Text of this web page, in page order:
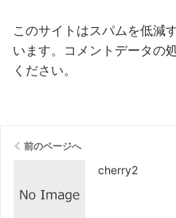
このサイトはスパムを低減
います。 コメントデータの
ください。
前のページへ
cherry2